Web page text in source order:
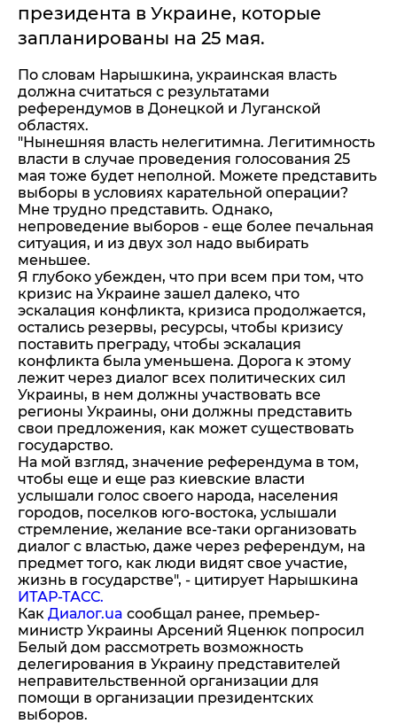
президента в Украине, которые
запланированы на 25 мая.
По словам Нарышкина, украинская власть
должна считаться с результатами
референдумов в Донецкой и Луганской
областях.
"Нынешняя власть нелегитимна. Легитимность
власти в случае проведения голосования 25
мая тоже будет неполной. Можете представить
выборы в условиях карательной операции?
Мне трудно представить. Однако,
непроведение выборов - еще более печальная
ситуация, и из двух зол надо выбирать
меньшее.
Я глубоко убежден, что при всем при том, что
кризис на Украине зашел далеко, что
эскалация конфликта, кризиса продолжается,
остались резервы, ресурсы, чтобы кризису
поставить преграду, чтобы эскалация
конфликта была уменьшена. Дорога к этому
лежит через диалог всех политических сил
Украины, в нем должны участвовать все
регионы Украины, они должны представить
свои предложения, как может существовать
государство.
На мой взгляд, значение референдума в том,
чтобы еще и еще раз киевские власти
услышали голос своего народа, населения
городов, поселков юго-востока, услышали
стремление, желание все-таки организовать
диалог с властью, даже через референдум, на
предмет того, как люди видят свое участие,
жизнь в государстве", - цитирует Нарышкина
ИТАР-ТАСС.
Как Диалог.ua сообщал ранее, премьер-
министр Украины Арсений Яценюк попросил
Белый дом рассмотреть возможность
делегирования в Украину представителей
неправительственной организации для
помощи в организации президентских
выборов.